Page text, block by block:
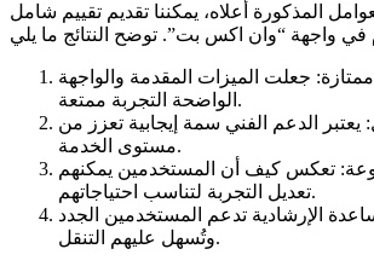
المذكورة أعلاه، يمكننا تقديم تقييم شامل
جعلت الميزات المقدمة والواجهة
الواضحة التجربة ممتعة.
الدعم الفني سمة إيجابية تعزز من
مستوى الخدمة.
تعكس كيف أن المستخدمين يمكنهم
تعديل التجربة لتناسب احتياجاتهم.
الإرشادية تدعم المستخدمين الجدد
وتُسهل عليهم التنقل.